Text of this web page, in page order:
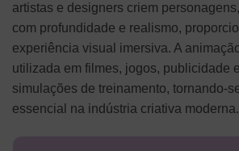
artistas e designers criem
com profundidade e realismo,
experiência visual imersiva. A
utilizada em filmes, jogos, publicidade
simulações de treinamento, tornando-
essencial na indústria criativa moderna.